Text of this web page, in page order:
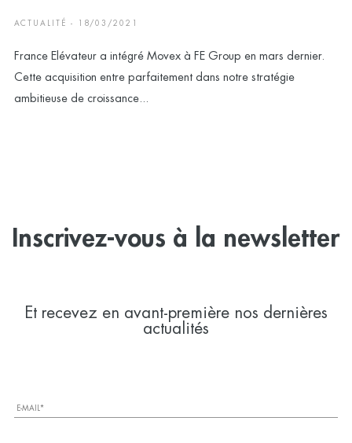
ACTUALITÉ - 18/03/2021
France Elévateur a intégré Movex à FE Group en mars dernier.
Cette acquisition entre parfaitement dans notre stratégie
ambitieuse de croissance...
Inscrivez-vous à la newsletter
Et recevez en avant-première nos dernières
actualités